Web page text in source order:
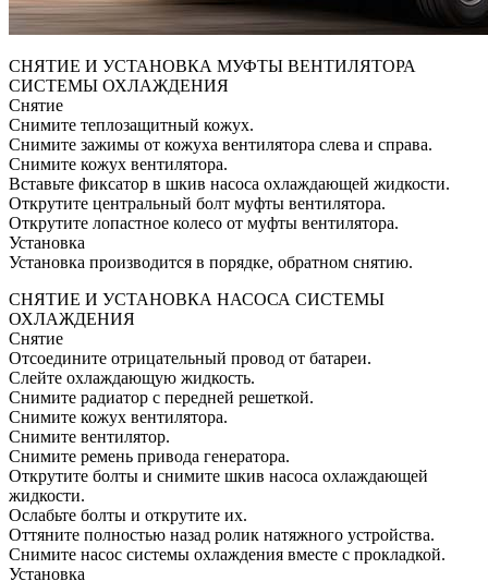
СНЯТИЕ И УСТАНОВКА МУФТЫ ВЕНТИЛЯТОРА
СИСТЕМЫ ОХЛАЖДЕНИЯ
Снятие
Снимите теплозащитный кожух.
Снимите зажимы от кожуха вентилятора слева и справа.
Снимите кожух вентилятора.
Вставьте фиксатор в шкив насоса охлаждающей жидкости.
Открутите центральный болт муфты вентилятора.
Открутите лопастное колесо от муфты вентилятора.
Установка
Установка производится в порядке, обратном снятию.
СНЯТИЕ И УСТАНОВКА НАСОСА СИСТЕМЫ
ОХЛАЖДЕНИЯ
Снятие
Отсоедините отрицательный провод от батареи.
Слейте охлаждающую жидкость.
Снимите радиатор с передней решеткой.
Снимите кожух вентилятора.
Снимите вентилятор.
Снимите ремень привода генератора.
Открутите болты и снимите шкив насоса охлаждающей
жидкости.
Ослабьте болты и открутите их.
Оттяните полностью назад ролик натяжного устройства.
Снимите насос системы охлаждения вместе с прокладкой.
Установка